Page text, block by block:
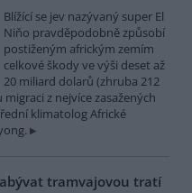
Blížící se jev nazývaný super El
Niňo pravděpodobně způsobí
postiženým africkým zemím
celkové škody ve výši deset až
20 miliard dolarů (zhruba 212
z nejvíce zasažených
klimatolog Africké
tramvajovou tratí